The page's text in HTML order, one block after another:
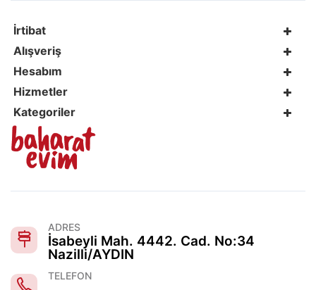
İrtibat
Alışveriş
Hesabım
Hizmetler
Kategoriler
ADRES
İsabeyli Mah. 4442. Cad. No:34
Nazilli/AYDIN
TELEFON